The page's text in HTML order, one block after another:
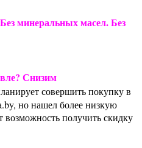
минеральных масел. Без
Снизим
совершить покупку в
но нашел более низкую
возможность получить скидку